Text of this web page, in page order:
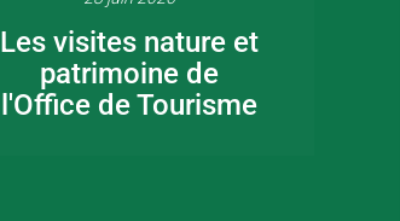
Les visites nature et
patrimoine de
l'Office de Tourisme